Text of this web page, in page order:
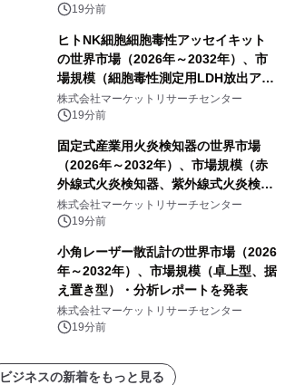
19分前
ヒトNK細胞細胞毒性アッセイキット
の世界市場（2026年～2032年）、市
場規模（細胞毒性測定用LDH放出アッ
セイ、細胞毒性測定用CCK8アッセ
イ、細胞毒性測定用MTTアッセイ、細
イ、細胞毒性測定用CFSE標識標的細
胞アッセイ）・分析レポートを発表
株式会社マーケットリサーチセンター
19分前
固定式産業用火炎検知器の世界市場
（2026年～2032年）、市場規模（赤
外線式火炎検知器、紫外線式火炎検知
器、UV&IR火炎検知器、その他）・分
析レポートを発表
株式会社マーケットリサーチセンター
19分前
小角レーザー散乱計の世界市場（2026
年～2032年）、市場規模（卓上型、据
え置き型）・分析レポートを発表
株式会社マーケットリサーチセンター
19分前
ビジネスの新着をもっと見る